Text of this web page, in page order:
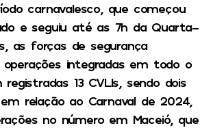
carnavalesco, que começou
e seguiu até as 7h da Quarta-
as forças de segurança
integradas em todo o
13 CVLIs, sendo dois
relação ao Carnaval de 2024,
no número em Maceió, que